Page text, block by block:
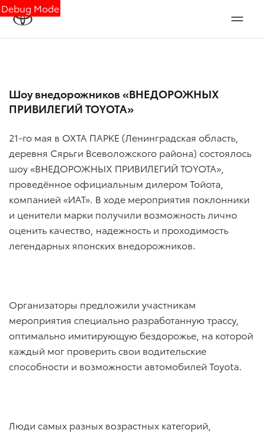
Debug Mode
Шоу внедорожников «ВНЕДОРОЖНЫХ
ПРИВИЛЕГИЙ TOYOTA»
21-го мая в ОХТА ПАРКЕ (Ленинградская область,
деревня Сярьги Всеволожского района) состоялось
шоу «ВНЕДОРОЖНЫХ ПРИВИЛЕГИЙ TOYOTA»,
проведённое официальным дилером Тойота,
компанией «ИАТ». В ходе мероприятия поклонники
и ценители марки получили возможность лично
оценить качество, надежность и проходимость
легендарных японских внедорожников.
Организаторы предложили участникам
мероприятия специально разработанную трассу,
оптимально имитирующую бездорожье, на которой
каждый мог проверить свои водительские
способности и возможности автомобилей Toyota.
Люди самых разных возрастных категорий,